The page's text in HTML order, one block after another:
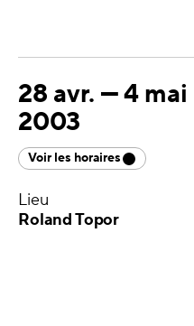
28 avr. —4 mai
2003
Voir les horaires
Lieu
Roland Topor